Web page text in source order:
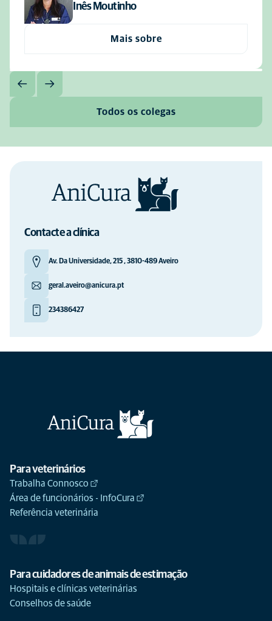
Inês Moutinho
Mais sobre
Todos os colegas
Contacte a clínica
Av. Da Universidade, 215 , 3810-489 Aveiro
geral.aveiro@anicura.pt
234386427
Para veterinários
Trabalha Connosco
Área de funcionários - InfoCura
Referência veterinária
Para cuidadores de animais de estimação
Hospitais e clínicas veterinárias
Conselhos de saúde